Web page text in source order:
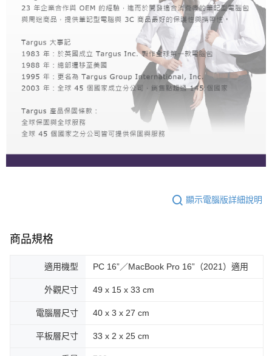
顯示電腦版詳細說明
商品規格
適用機型 PC 16”／MacBook Pro 16”（2021）適用
外觀尺寸 49 x 15 x 33 cm
電腦層尺寸 40 x 3 x 27 cm
平板層尺寸 33 x 2 x 25 cm